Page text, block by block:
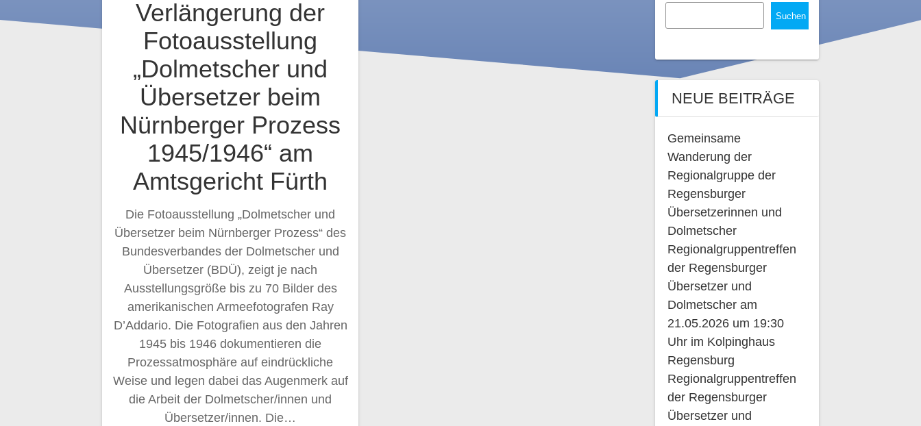
Verlängerung der
Fotoausstellung
„Dolmetscher und
Übersetzer beim
Nürnberger Prozess
1945/1946“ am
Amtsgericht Fürth
Die Fotoausstellung „Dolmetscher und
Übersetzer beim Nürnberger Prozess“ des
Bundesverbandes der Dolmetscher und
Übersetzer (BDÜ), zeigt je nach
Ausstellungsgröße bis zu 70 Bilder des
amerikanischen Armeefotografen Ray
D’Addario. Die Fotografien aus den Jahren
1945 bis 1946 dokumentieren die
Prozessatmosphäre auf eindrückliche
Weise und legen dabei das Augenmerk auf
die Arbeit der Dolmetscher/innen und
Übersetzer/innen. Die…
Suchen
NEUE BEITRÄGE
Gemeinsame
Wanderung der
Regionalgruppe der
Regensburger
Übersetzerinnen und
Dolmetscher
Regionalgruppentreffen
der Regensburger
Übersetzer und
Dolmetscher am
21.05.2026 um 19:30
Uhr im Kolpinghaus
Regensburg
Regionalgruppentreffen
der Regensburger
Übersetzer und